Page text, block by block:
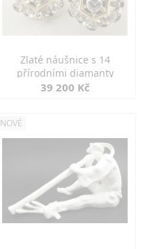
Zlaté náušnice s 14
přírodními diamanty
39 200 Kč
NOVÉ